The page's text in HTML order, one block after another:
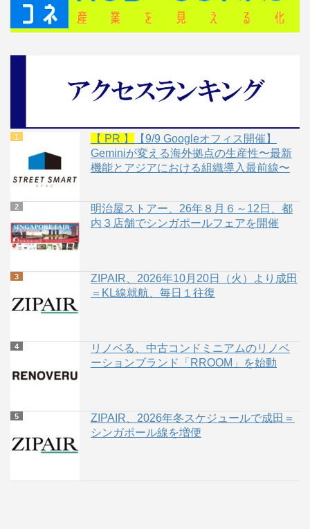
【 PR 】
【9/9 Googleオフィス開催】
Geminiが変える海外拠点の生産性〜最新
機能とアジアにおける組織導入最前線〜
明治屋ストアー、26年８月６～12日、都
内３店舗でシンガポールフェアを開催
ZIPAIR、2026年10月20日（火）より成田
＝KL線就航、毎日１往復
リノベる、中古コンドミニアムのリノベ
ーションブランド「RROOM」を始動
ZIPAIR、2026年冬スケジュールで成田＝
シンガポール線を増便